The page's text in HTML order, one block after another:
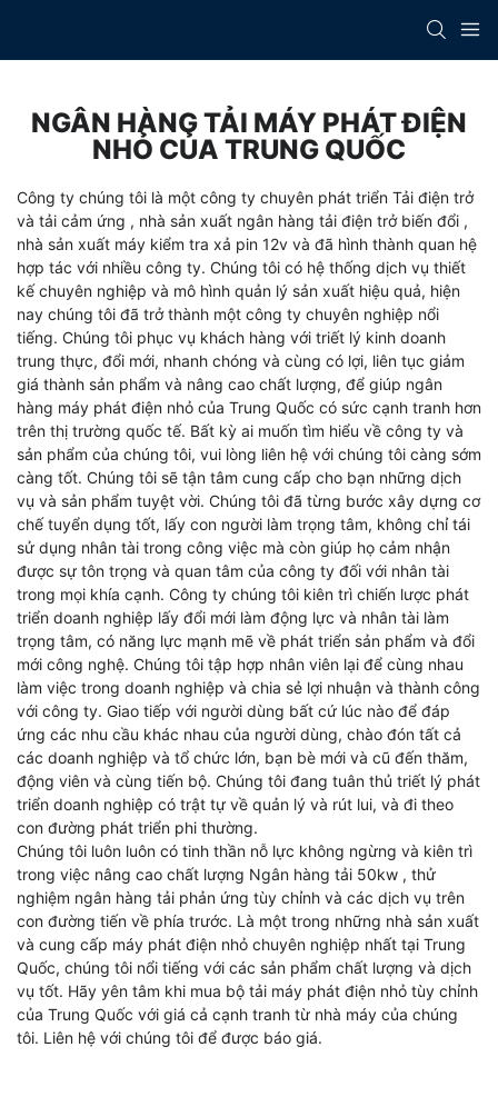
NGÂN HÀNG TẢI MÁY PHÁT ĐIỆN
NHỎ CỦA TRUNG QUỐC
Công ty chúng tôi là một công ty chuyên phát triển Tải điện trở
và tải cảm ứng , nhà sản xuất ngân hàng tải điện trở biến đổi ,
nhà sản xuất máy kiểm tra xả pin 12v và đã hình thành quan hệ
hợp tác với nhiều công ty. Chúng tôi có hệ thống dịch vụ thiết
kế chuyên nghiệp và mô hình quản lý sản xuất hiệu quả, hiện
nay chúng tôi đã trở thành một công ty chuyên nghiệp nổi
tiếng. Chúng tôi phục vụ khách hàng với triết lý kinh doanh
trung thực, đổi mới, nhanh chóng và cùng có lợi, liên tục giảm
giá thành sản phẩm và nâng cao chất lượng, để giúp ngân
hàng máy phát điện nhỏ của Trung Quốc có sức cạnh tranh hơn
trên thị trường quốc tế. Bất kỳ ai muốn tìm hiểu về công ty và
sản phẩm của chúng tôi, vui lòng liên hệ với chúng tôi càng sớm
càng tốt. Chúng tôi sẽ tận tâm cung cấp cho bạn những dịch
vụ và sản phẩm tuyệt vời. Chúng tôi đã từng bước xây dựng cơ
chế tuyển dụng tốt, lấy con người làm trọng tâm, không chỉ tái
sử dụng nhân tài trong công việc mà còn giúp họ cảm nhận
được sự tôn trọng và quan tâm của công ty đối với nhân tài
trong mọi khía cạnh. Công ty chúng tôi kiên trì chiến lược phát
triển doanh nghiệp lấy đổi mới làm động lực và nhân tài làm
trọng tâm, có năng lực mạnh mẽ về phát triển sản phẩm và đổi
mới công nghệ. Chúng tôi tập hợp nhân viên lại để cùng nhau
làm việc trong doanh nghiệp và chia sẻ lợi nhuận và thành công
với công ty. Giao tiếp với người dùng bất cứ lúc nào để đáp
ứng các nhu cầu khác nhau của người dùng, chào đón tất cả
các doanh nghiệp và tổ chức lớn, bạn bè mới và cũ đến thăm,
động viên và cùng tiến bộ. Chúng tôi đang tuân thủ triết lý phát
triển doanh nghiệp có trật tự về quản lý và rút lui, và đi theo
con đường phát triển phi thường.
Chúng tôi luôn luôn có tinh thần nỗ lực không ngừng và kiên trì
trong việc nâng cao chất lượng Ngân hàng tải 50kw , thử
nghiệm ngân hàng tải phản ứng tùy chỉnh và các dịch vụ trên
con đường tiến về phía trước. Là một trong những nhà sản xuất
và cung cấp máy phát điện nhỏ chuyên nghiệp nhất tại Trung
Quốc, chúng tôi nổi tiếng với các sản phẩm chất lượng và dịch
vụ tốt. Hãy yên tâm khi mua bộ tải máy phát điện nhỏ tùy chỉnh
của Trung Quốc với giá cả cạnh tranh từ nhà máy của chúng
tôi. Liên hệ với chúng tôi để được báo giá.